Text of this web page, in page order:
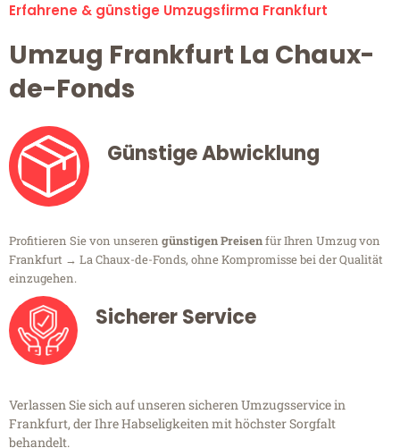
Erfahrene & günstige Umzugsfirma Frankfurt
Umzug Frankfurt La Chaux-
de-Fonds
Günstige Abwicklung
Profitieren Sie von unseren günstigen Preisenfür Ihren Umzug von
Frankfurt → La Chaux-de-Fonds, ohne Kompromisse bei der Qualität
einzugehen.
Sicherer Service
Verlassen Sie sich auf unseren sicheren Umzugsservice in
Frankfurt, der Ihre Habseligkeiten mit höchster Sorgfalt
behandelt.